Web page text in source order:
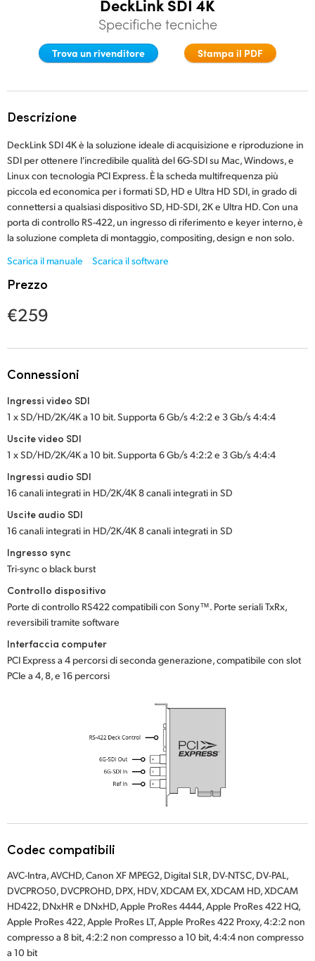
France
Italia
Japan
Korea
Mexico
New Zealand
Norway
Poland
Portugal
South Africa
Spain
Sweden
Chinese Taipei
Turkey
UAE
Ukraine
United States
DeckLink SDI 4K
Specifiche tecniche
Trova un rivenditore Stampa il PDF
Descrizione
DeckLink SDI 4K è la soluzione ideale di acquisizione e riproduzione in
SDI per ottenere l'incredibile qualità del 6G-SDI su Mac, Windows, e
Linux con tecnologia PCI Express. È la scheda multifrequenza più
piccola ed economica per i formati SD, HD e Ultra HD SDI, in grado di
connettersi a qualsiasi dispositivo SD, HD-SDI, 2K e Ultra HD. Con una
porta di controllo RS-422, un ingresso di riferimento e keyer interno, è
la soluzione completa di montaggio, compositing, design e non solo.
Scarica il manuale
Scarica il software
Prezzo
€259
Connessioni
Ingressi video SDI
1 x SD/HD/2K/4K a 10 bit. Supporta 6 Gb/s 4:2:2 e 3 Gb/s 4:4:4
Uscite video SDI
1 x SD/HD/2K/4K a 10 bit. Supporta 6 Gb/s 4:2:2 e 3 Gb/s 4:4:4
Ingressi audio SDI
16 canali integrati in HD/2K/4K 8 canali integrati in SD
Uscite audio SDI
16 canali integrati in HD/2K/4K 8 canali integrati in SD
Ingresso sync
Tri-sync o black burst
Controllo dispositivo
Porte di controllo RS422 compatibili con Sony™. Porte seriali TxRx,
reversibili tramite software
Interfaccia computer
PCI Express a 4 percorsi di seconda generazione, compatibile con slot
PCIe a 4, 8, e 16 percorsi
Codec compatibili
AVC-Intra, AVCHD, Canon XF MPEG2, Digital SLR, DV-NTSC, DV-PAL,
DVCPRO50, DVCPROHD, DPX, HDV, XDCAM EX, XDCAM HD, XDCAM
HD422, DNxHR e DNxHD, Apple ProRes 4444, Apple ProRes 422 HQ,
Apple ProRes 422, Apple ProRes LT, Apple ProRes 422 Proxy, 4:2:2 non
compresso a 8 bit, 4:2:2 non compresso a 10 bit, 4:4:4 non compresso
a 10 bit